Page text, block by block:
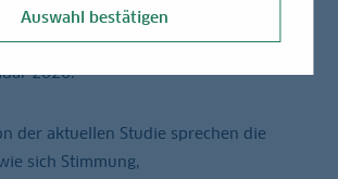
Umfeld? Die Grundlage
erschienene LBBW
2026.
der aktuellen Studie sprechen die
sich Stimmung,
Auswahl bestätigen